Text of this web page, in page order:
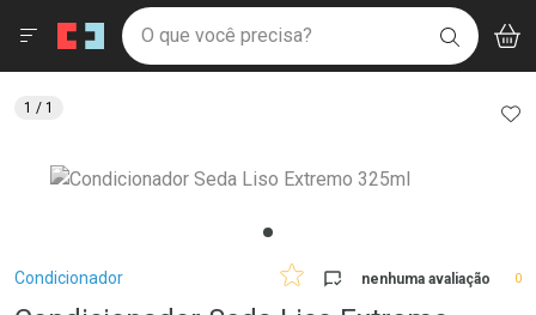
Drogaria São Paulo
Ir direto para a home
pela página
Ir direto para o conteúdo
Ir direto para a busca
Ir direto para a conta
Ir direto para a notificações
Ir direto para o carrinho
Faça a sua busca
O que você precisa? BUSCAR
Menu
Breadcrumb
Condicionador nenhuma avaliação 0
1 / 1